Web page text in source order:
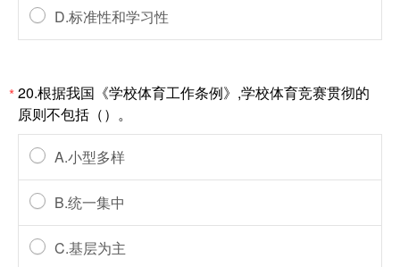
D.标准性和学习性
*20.根据我国《学校体育工作条例》,学校体育竞赛贯彻的
原则不包括（）。
A.小型多样
B.统一集中
C.基层为主